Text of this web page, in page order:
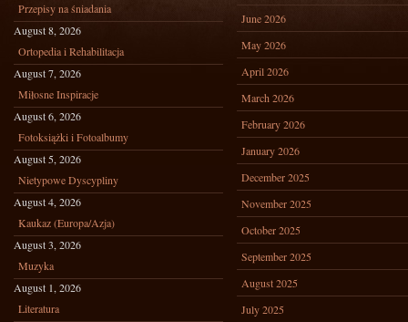
Przepisy na śniadania
August 8, 2026
Ortopedia i Rehabilitacja
August 7, 2026
Miłosne Inspiracje
August 6, 2026
Fotoksiążki i Fotoalbumy
August 5, 2026
Nietypowe Dyscypliny
August 4, 2026
Kaukaz (Europa/Azja)
August 3, 2026
Muzyka
August 1, 2026
Literatura
June 2026
May 2026
April 2026
March 2026
February 2026
January 2026
December 2025
November 2025
October 2025
September 2025
August 2025
July 2025